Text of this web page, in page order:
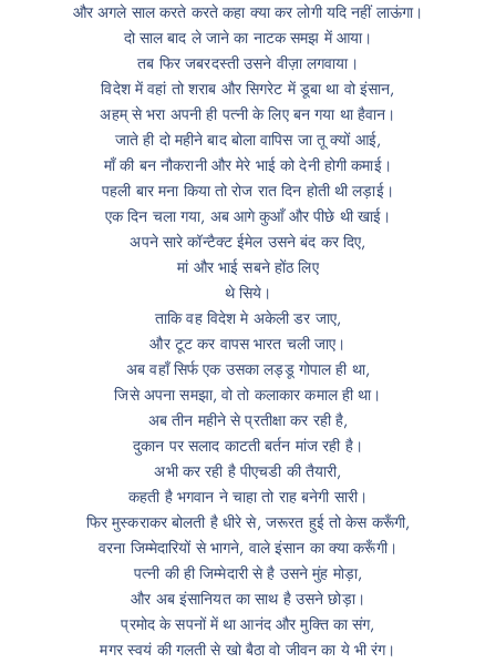
और अगले साल करते करते कहा क्या कर लोगी यदि नहीं लाऊंगा।
दो साल बाद ले जाने का नाटक समझ में आया।
तब फिर जबरदस्ती उसने वीज़ा लगवाया।
विदेश में वहां तो शराब और सिगरेट में डूबा था वो इंसान,
अहम् से भरा अपनी ही पत्नी के लिए बन गया था हैवान।
जाते ही दो महीने बाद बोला वापिस जा तू क्यों आई,
माँ की बन नौकरानी और मेरे भाई को देनी होगी कमाई।
पहली बार मना किया तो रोज रात दिन होती थी लड़ाई।
एक दिन चला गया, अब आगे कुआँ और पीछे थी खाई।
अपने सारे कॉन्टैक्ट ईमेल उसने बंद कर दिए,
मां और भाई सबने होंठ लिए
थे सिये।
ताकि वह विदेश मे अकेली डर जाए,
और टूट कर वापस भारत चली जाए।
अब वहाँ सिर्फ एक उसका लड्डू गोपाल ही था,
जिसे अपना समझा, वो तो कलाकार कमाल ही था।
अब तीन महीने से प्रतीक्षा कर रही है,
दुकान पर सलाद काटती बर्तन मांज रही है।
अभी कर रही है पीएचडी की तैयारी,
कहती है भगवान ने चाहा तो राह बनेगी सारी।
फिर मुस्कराकर बोलती है धीरे से, जरूरत हुई तो केस करूँगी,
वरना जिम्मेदारियों से भागने, वाले इंसान का क्या करूँगी।
पत्नी की ही जिम्मेदारी से है उसने मुंह मोड़ा,
और अब इंसानियत का साथ है उसने छोड़ा।
प्रमोद के सपनों में था आनंद और मुक्ति का संग,
मगर स्वयं की गलती से खो बैठा वो जीवन का ये भी रंग।